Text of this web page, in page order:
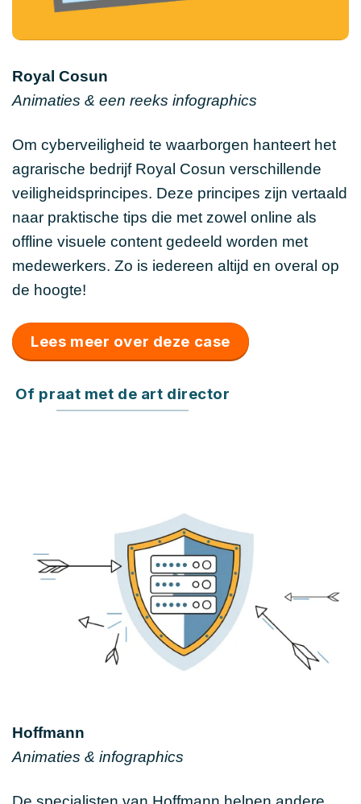
Royal Cosun
Animaties & een reeks infographics
Om cyberveiligheid te waarborgen hanteert het
agrarische bedrijf Royal Cosun verschillende
veiligheidsprincipes. Deze principes zijn vertaald
naar praktische tips die met zowel online als
offline visuele content gedeeld worden met
medewerkers. Zo is iedereen altijd en overal op
de hoogte!
Lees meer over deze case
Of praat met de art director
Hoffmann
Animaties & infographics